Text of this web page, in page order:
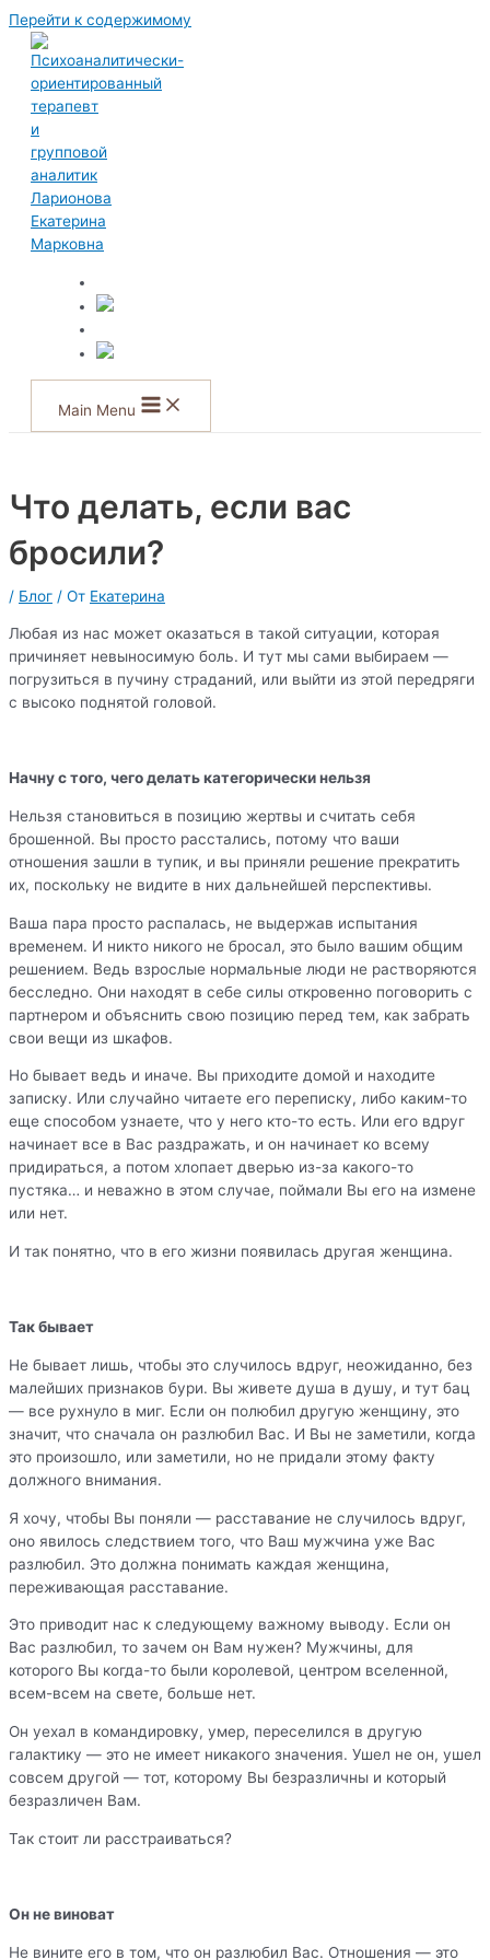
Перейти к содержимому
Main Menu
Что делать, если вас
бросили?
/ Блог / От Екатерина
Любая из нас может оказаться в такой ситуации, которая
причиняет невыносимую боль. И тут мы сами выбираем —
погрузиться в пучину страданий, или выйти из этой передряги
с высоко поднятой головой.
Начну с того, чего делать категорически нельзя
Нельзя становиться в позицию жертвы и считать себя
брошенной. Вы просто расстались, потому что ваши
отношения зашли в тупик, и вы приняли решение прекратить
их, поскольку не видите в них дальнейшей перспективы.
Ваша пара просто распалась, не выдержав испытания
временем. И никто никого не бросал, это было вашим общим
решением. Ведь взрослые нормальные люди не растворяются
бесследно. Они находят в себе силы откровенно поговорить с
партнером и объяснить свою позицию перед тем, как забрать
свои вещи из шкафов.
Но бывает ведь и иначе. Вы приходите домой и находите
записку. Или случайно читаете его переписку, либо каким-то
еще способом узнаете, что у него кто-то есть. Или его вдруг
начинает все в Вас раздражать, и он начинает ко всему
придираться, а потом хлопает дверью из-за какого-то
пустяка… и неважно в этом случае, поймали Вы его на измене
или нет.
И так понятно, что в его жизни появилась другая женщина.
Так бывает
Не бывает лишь, чтобы это случилось вдруг, неожиданно, без
малейших признаков бури. Вы живете душа в душу, и тут бац
— все рухнуло в миг. Если он полюбил другую женщину, это
значит, что сначала он разлюбил Вас. И Вы не заметили, когда
это произошло, или заметили, но не придали этому факту
должного внимания.
Я хочу, чтобы Вы поняли — расставание не случилось вдруг,
оно явилось следствием того, что Ваш мужчина уже Вас
разлюбил. Это должна понимать каждая женщина,
переживающая расставание.
Это приводит нас к следующему важному выводу. Если он
Вас разлюбил, то зачем он Вам нужен? Мужчины, для
которого Вы когда-то были королевой, центром вселенной,
всем-всем на свете, больше нет.
Он уехал в командировку, умер, переселился в другую
галактику — это не имеет никакого значения. Ушел не он, ушел
совсем другой — тот, которому Вы безразличны и который
безразличен Вам.
Так стоит ли расстраиваться?
Он не виноват
Не вините его в том, что он разлюбил Вас. Отношения — это